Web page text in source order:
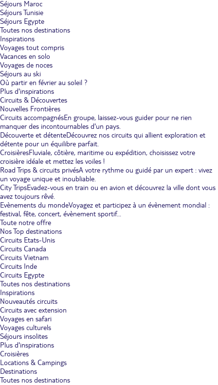
Séjours Maroc
Séjours Tunisie
Séjours Egypte
Toutes nos destinations
Inspirations
Voyages tout compris
Vacances en solo
Voyages de noces
Séjours au ski
Où partir en février au soleil ?
Plus d'inspirations
Circuits & Découvertes
Nouvelles Frontières
Circuits accompagnésEn groupe, laissez-vous guider pour ne rien
manquer des incontournables d'un pays.
Découverte et détenteDécouvrez nos circuits qui allient exploration et
détente pour un équilibre parfait.
CroisièresFluviale, côtière, maritime ou expédition, choisissez votre
croisière idéale et mettez les voiles !
Road Trips & circuits privésA votre rythme ou guidé par un expert : vivez
un voyage unique et inoubliable.
City TripsEvadez-vous en train ou en avion et découvrez la ville dont vous
avez toujours rêvé.
Evènements du mondeVoyagez et participez à un évènement mondial :
festival, fête, concert, évènement sportif...
Toute notre offre
Nos Top destinations
Circuits Etats-Unis
Circuits Canada
Circuits Vietnam
Circuits Inde
Circuits Egypte
Toutes nos destinations
Inspirations
Nouveautés circuits
Circuits avec extension
Voyages en safari
Voyages culturels
Séjours insolites
Plus d'inspirations
Croisières
Locations & Campings
Destinations
Toutes nos destinations